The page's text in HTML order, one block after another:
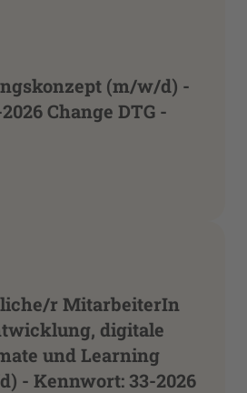
(m/w/d) -
Change DTG -
r MitarbeiterIn
digitale
und Learning
- Kennwort: 33-2026